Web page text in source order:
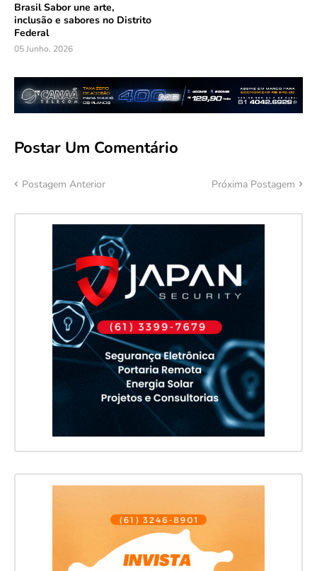
Brasil Sabor une arte,
inclusão e sabores no Distrito
Federal
05 Junho, 2026
Postar Um Comentário
Postagem Anterior Próxima Postagem